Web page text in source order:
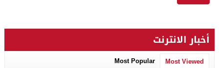
أخبار الانترنت
Most Viewed
Most Popular